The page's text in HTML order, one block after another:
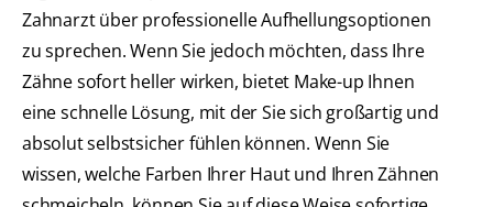
Zahnarzt über professionelle Aufhellungsoptionen
zu sprechen. Wenn Sie jedoch möchten, dass Ihre
Zähne sofort heller wirken, bietet Make-up Ihnen
eine schnelle Lösung, mit der Sie sich großartig und
absolut selbstsicher fühlen können. Wenn Sie
wissen, welche Farben Ihrer Haut und Ihren Zähnen